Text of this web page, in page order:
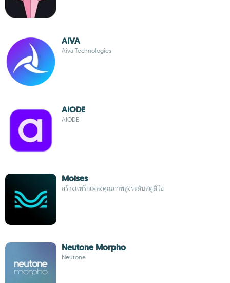
AIVA
Aiva Technologies
AIODE
AIODE
Moises
สร้างแทร็กเพลงคุณภาพสูงระดับสตูดิโอ
Neutone Morpho
Neutone